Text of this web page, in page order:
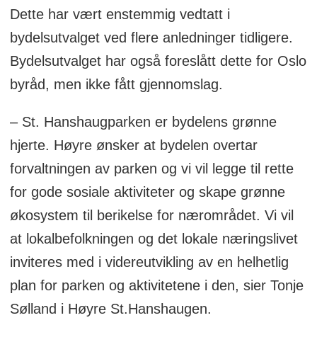
Dette har vært enstemmig vedtatt i
bydelsutvalget ved flere anledninger tidligere.
Bydelsutvalget har også foreslått dette for Oslo
byråd, men ikke fått gjennomslag.
– St. Hanshaugparken er bydelens grønne
hjerte. Høyre ønsker at bydelen overtar
forvaltningen av parken og vi vil legge til rette
for gode sosiale aktiviteter og skape grønne
økosystem til berikelse for nærområdet. Vi vil
at lokalbefolkningen og det lokale næringslivet
inviteres med i videreutvikling av en helhetlig
plan for parken og aktivitetene i den, sier Tonje
Sølland i Høyre St.Hanshaugen.